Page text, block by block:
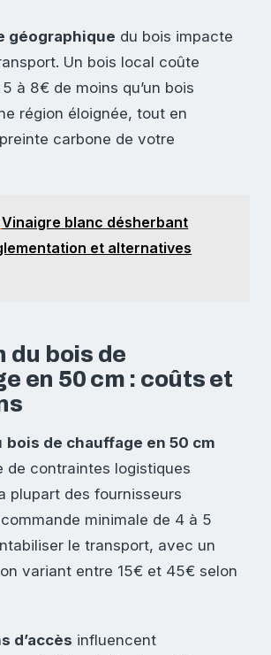
géographique du bois impacte
Un bois local coûte
à 8€ de moins qu’un bois
région éloignée, tout en
carbone de votre
Vinaigre blanc désherbant
et alternatives
du bois de
en 50 cm : coûts et
bois de chauffage en 50 cm
de contraintes logistiques
plupart des fournisseurs
minimale de 4 à 5
le transport, avec un
variant entre 15€ et 45€ selon
d’accès influencent